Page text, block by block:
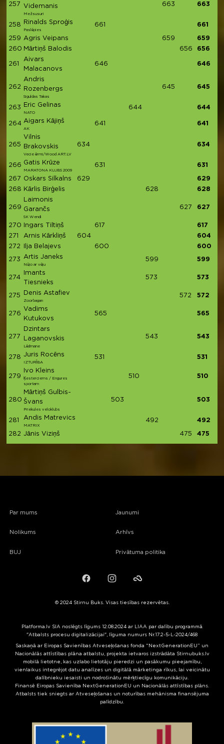
257
Videmanis
Mežsusuri
663 663
258 Rinalds Sproģis
Paslēpies
661 661
259 Agris Veipans 659
659
260 Mārtiņš Balodis 656 656
261
Aivars
Malacanovs
646 646
262
Andris
Rozenbergs
Siguldas Takas
645 645
263 Eric Gelinas
NATO
644 644
264 Aigars Kājiņš
AK
641 641
265
Vilnis
Brakovskis
Vecie ērmi/Wood ART.LV
634 634
266 Gatis Krūze
MARATONA KLUBS 2009
631 631
267 Oskars Silkalns 629
629
268
Kārlis Birģelis 628 628
269
Laimonis
Garančs
SK Wendi
627 627
270 Ingars Tiltiņš 617
617
271
Arnis Kārkliņš 604
604
272
Ilja Belajevs 600 600
273 Artis Janeks
Nūjo ar vēju
599 599
274
Imants
Tiesnieks
573 573
275 Denis Astafiev
Zoorbagan
572 572
276
Vadims
Kutukovs
565 565
277
Dzintars
Laganovskis
Lēdmane
543 543
278 Juris Rocēns
IZTURĪBA
531 531
279
Ivo Kleins
Ķesterciems / Engures
sportam
510 510
280
Mārtiņš Gulbis-
Švans
Priekules veloklubs
503 503
281 Andis Matrevics
MATRIX
492 492
282 Jānis Viziņš 475 475
Par mums
Nolikums
BUJ
Jaunumi
Arhīvs
Privātuma politika
FacebookInstagramFailiem.lv
© 2024 Stirnu Buks. Visas tiesības rezervētas.
Platforma.lv SIA noslēgts līgums 12.08.2024 ar LIAA par dalību programmā
"Atbalsts procesu digitalizācijai", līguma numurs Nr.17.2-5-L-2024/468
Saskaņā ar Eiropas Savienības Atveseļošanas fonda “NextGenerationEU” un
Nacionālās attīstības plāna atbalstu, projekta ietvaros izstrādāta Stirnubuks.lv
mobilā lietotne, kas uzlabo lietotāju pieredzi un pasākumu pieejamību,
vienlaikus integrējot datu analīzes un digitālā mārketinga rīkus, lai veicinātu
dalībnieku iesaisti un nodrošinātu mērķtiecīgu komunikāciju.
Finansē Eiropas Savienība NextGenerationEU un Nacionālās attīstības plāns.
Atbalsts tiek sniegts ar Atveseļošanas un noturības mehānisma finansējuma
palīdzību.